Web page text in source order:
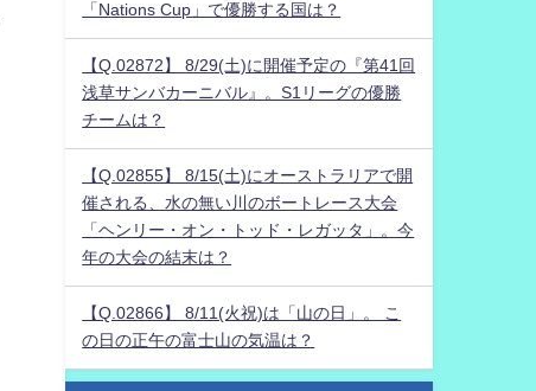
「Nations Cup」で優勝する国は？
【Q.02872】 8/29(土)に開催予定の『第41回
浅草サンバカーニバル』。S1リーグの優勝
チームは？
【Q.02855】 8/15(土)にオーストラリアで開
催される、水の無い川のボートレース大会
「ヘンリー・オン・トッド・レガッタ」。今
年の大会の結末は？
【Q.02866】 8/11(火祝)は「山の日」。 こ
の日の正午の富士山の気温は？